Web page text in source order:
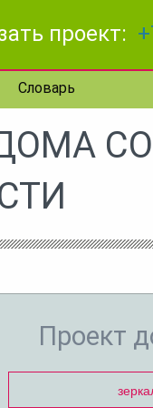
проект:
Словарь
СО
Проект